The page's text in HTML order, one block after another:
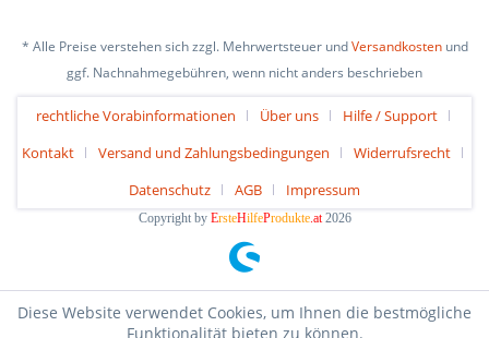
* Alle Preise verstehen sich zzgl. Mehrwertsteuer undVersandkostenund
ggf. Nachnahmegebühren, wenn nicht anders beschrieben
rechtliche Vorabinformationen Über uns
Hilfe / Support
Kontakt
Versand und Zahlungsbedingungen
Widerrufsrecht
Datenschutz
AGB Impressum
Copyright by ErsteHilfeProdukte.at2026
Diese Website verwendet Cookies, um Ihnen die bestmögliche
Funktionalität bieten zu können.